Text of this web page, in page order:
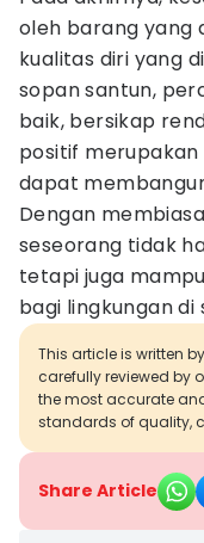
oleh barang yang
kualitas diri yang
sopan santun,
baik, bersikap
positif
dapat
Dengan
seseorang tidak
tetapi juga
bagi lingkungan di
This article is written
carefully reviewed by
the most accurate
standards of quality,
Share Article